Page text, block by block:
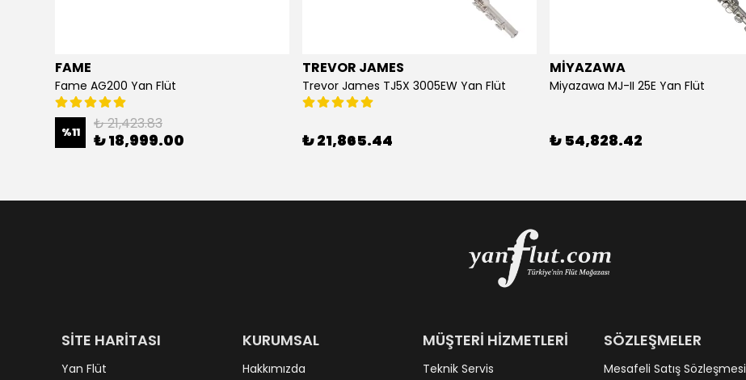
FAME
Fame AG200 Yan Flüt
%11 ₺ 21,423.83
₺ 18,999.00
TREVOR JAMES
Trevor James TJ5X 3005EW Yan Flüt
₺ 21,865.44
MİYAZAWA
Miyazawa MJ-II 25E Yan Flüt
₺ 54,828.42
SİTE HARİTASI
Yan Flüt
KURUMSAL
Hakkımızda
MÜŞTERİ HİZMETLERİ
Teknik Servis
SÖZLEŞMELER
Mesafeli Satış Sözleşmesi